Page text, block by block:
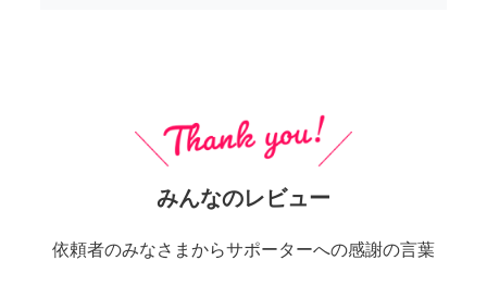
みんなのレビュー
依頼者のみなさまからサポーターへの感謝の言葉